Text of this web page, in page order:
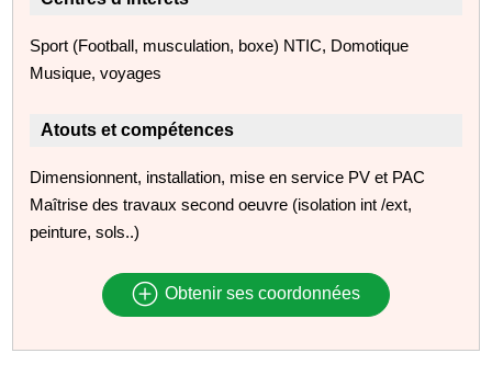
Sport (Football, musculation, boxe) NTIC, Domotique
Musique, voyages
Atouts et compétences
Dimensionnent, installation, mise en service PV et PAC
Maîtrise des travaux second oeuvre (isolation int /ext,
peinture, sols..)
Obtenir ses coordonnées